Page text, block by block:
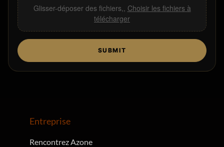
Glisser-déposer des fichiers,, Choisir les fichiers à
télécharger
SUBMIT
Entreprise
Rencontrez Azone